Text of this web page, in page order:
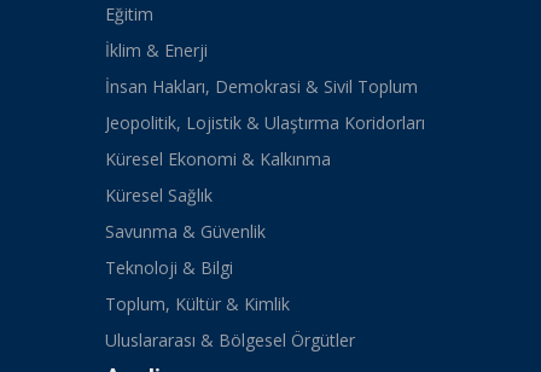
Eğitim
İklim & Enerji
İnsan Hakları, Demokrasi & Sivil Toplum
Jeopolitik, Lojistik & Ulaştırma Koridorları
Küresel Ekonomi & Kalkınma
Küresel Sağlık
Savunma & Güvenlik
Teknoloji & Bilgi
Toplum, Kültür & Kimlik
Uluslararası & Bölgesel Örgütler